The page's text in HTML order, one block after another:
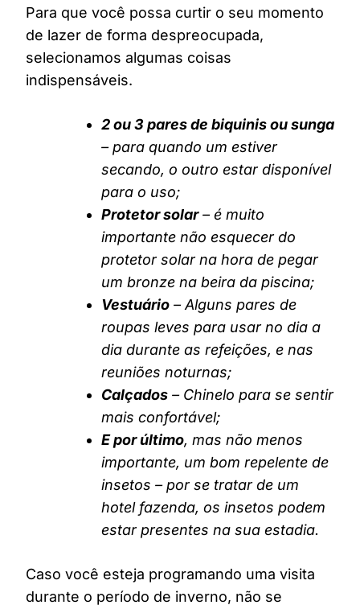
Para que você possa curtir o seu momento
de lazer de forma despreocupada,
selecionamos algumas coisas
indispensáveis.
2 ou 3 pares de biquinis ou sunga
– para quando um estiver
secando, o outro estar disponível
para o uso;
Protetor solar– é muito
importante não esquecer do
protetor solar na hora de pegar
um bronze na beira da piscina;
Vestuário – Alguns pares de
roupas leves para usar no dia a
dia durante as refeições, e nas
reuniões noturnas;
Calçados – Chinelo para se sentir
mais confortável;
E por último, mas não menos
importante, um bom repelente de
insetos – por se tratar de um
hotel fazenda, os insetos podem
estar presentes na sua estadia.
Caso você esteja programando uma visita
durante o período de inverno, não se